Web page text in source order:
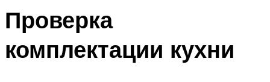
Проверка
комплектации кухни